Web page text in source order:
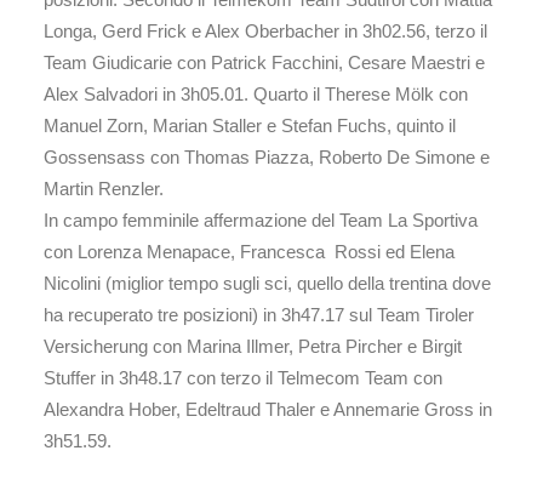
Longa, Gerd Frick e Alex Oberbacher in 3h02.56, terzo il
Team Giudicarie con Patrick Facchini, Cesare Maestri e
Alex Salvadori in 3h05.01. Quarto il Therese Mölk con
Manuel Zorn, Marian Staller e Stefan Fuchs, quinto il
Gossensass con Thomas Piazza, Roberto De Simone e
Martin Renzler.
In campo femminile affermazione del Team La Sportiva
con Lorenza Menapace, Francesca Rossi ed Elena
Nicolini (miglior tempo sugli sci, quello della trentina dove
ha recuperato tre posizioni) in 3h47.17 sul Team Tiroler
Versicherung con Marina Illmer, Petra Pircher e Birgit
Stuffer in 3h48.17 con terzo il Telmecom Team con
Alexandra Hober, Edeltraud Thaler e Annemarie Gross in
3h51.59.